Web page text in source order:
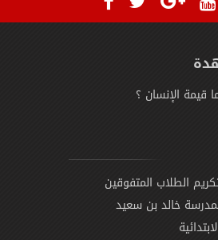
قيمة الإنسان ؟
الطلاب المتفوقين
خالد بن سعيد